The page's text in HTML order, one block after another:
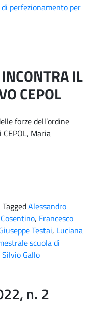
perfezionamento per
IL
CEPOL
forze dell’ordine
Maria
TaggedAlessandro
, Francesco
Testai, Luciana
scuola di
Silvio Gallo
n. 2